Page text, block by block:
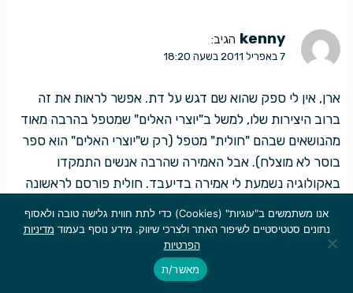
kenny הגיב:
7 באפריל 2011 בשעה 18:20
ארן, אין לי ספק שהוא שם דגש על דת. אפשר לראות את זה
ברוב היצירות שלו, למשל ב"יוצרי האלים" שמטפל בהרבה מאוד
מהנושאים שבהם "חולית" מטפל (רק ש"יוצרי האלים" הוא ספר
בוסר לא מוצלח). אבל האמירה שהרבה אנשים התמקדו
באקולוגיה נשמעת לי אמירה בדיעבד. חולית פורסם לראשונה
אחד מהספרים שלזכותם נזקפת ראשית הדיון הפומבי בנושאי
להיות שזה נכון יותר להמשכים, אבל "חולית" בכל זאת היה פורץ
אנו משתמשים ב"עוגיות" (Cookies) כדי לתת חווית גלישה טובה ולאסוף
נתונים סטטיסטיים לשיפור האתר ולצרכי שיווק. מידע נוסף בעמוד מדיניות
הפרטיות
מאשר/ת